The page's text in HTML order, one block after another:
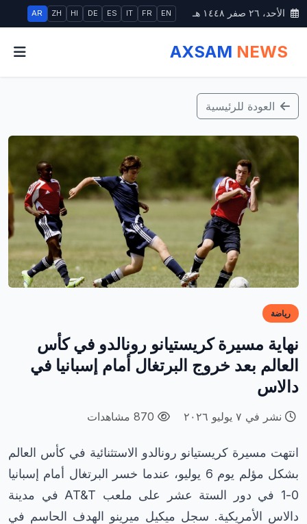
الأحد، ٢٦ صفر ١٤٤٨ هـ EN
FR
IT
ES
DE
HI
ZH
AR
AXSAM NEWS
العودة للرئيسية
رياضة
نهاية مسيرة كريستيانو رونالدو في كأس
العالم بعد خروج البرتغال أمام إسبانيا في
دالاس
نشر في ٧ يوليو ٢٠٢٦
انتهت مسيرة كريستيانو رونالدو الاستثنائية في كأس العالم
بشكل مؤلم يوم 6 يوليو، عندما خسر البرتغال أمام إسبانيا
0-1 في دور الستة عشر على ملعب AT&T في مدينة
دالاس الأمريكية. سجل ميكيل ميرينو الهدف الحاسم في